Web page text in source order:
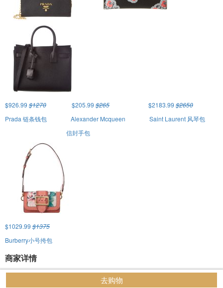
$926.99 $1270 $205.99 $265 $2183.99 $2650
Prada 链条钱包
Alexander Mcqueen
Saint Laurent 风琴包
信封手包
$1029.99 $1375
Burberry小号挎包
商家详情
去购物